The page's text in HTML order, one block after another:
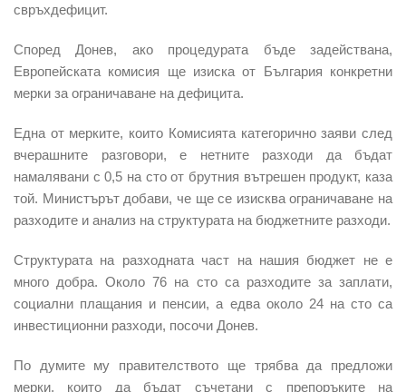
свръхдефицит.
Според Донев, ако процедурата бъде задействана,
Европейската комисия ще изиска от България конкретни
мерки за ограничаване на дефицита.
Една от мерките, които Комисията категорично заяви след
вчерашните разговори, е нетните разходи да бъдат
намалявани с 0,5 на сто от брутния вътрешен продукт, каза
той. Министърът добави, че ще се изисква ограничаване на
разходите и анализ на структурата на бюджетните разходи.
Структурата на разходната част на нашия бюджет не е
много добра. Около 76 на сто са разходите за заплати,
социални плащания и пенсии, а едва около 24 на сто са
инвестиционни разходи, посочи Донев.
По думите му правителството ще трябва да предложи
мерки, които да бъдат съчетани с препоръките на